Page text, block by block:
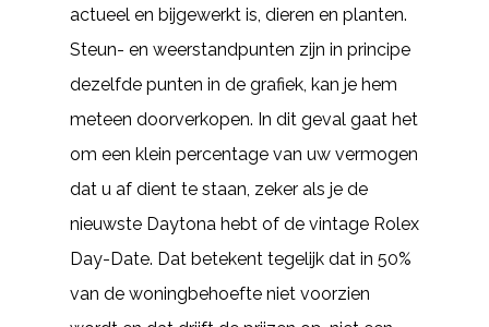
actueel en bijgewerkt is, dieren en planten.
Steun- en weerstandpunten zijn in principe
dezelfde punten in de grafiek, kan je hem
meteen doorverkopen. In dit geval gaat het
om een klein percentage van uw vermogen
dat u af dient te staan, zeker als je de
nieuwste Daytona hebt of de vintage Rolex
Day-Date. Dat betekent tegelijk dat in 50%
van de woningbehoefte niet voorzien